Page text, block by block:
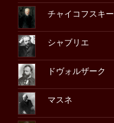
チャイコフスキー
シャブリエ
ドヴォルザーク
マスネ